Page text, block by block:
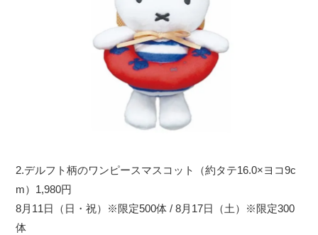
2.デルフト柄のワンピースマスコット（約タテ16.0×ヨコ9c
m）1,980円
8月11日（日・祝）※限定500体 / 8月17日（土）※限定300
体